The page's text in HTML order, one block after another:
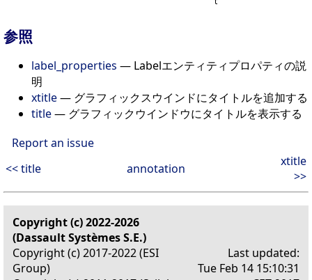
参照
label_properties — Labelエンティティプロパティの説
明
xtitle— グラフィックスウインドにタイトルを追加する
title— グラフィックウインドウにタイトルを表示する
Report an issue
<< title
annotation
xtitle
>>
Copyright (c) 2022-2026
(Dassault Systèmes S.E.)
Copyright (c) 2017-2022 (ESI
Group)
Last updated:
Tue Feb 14 15:10:31